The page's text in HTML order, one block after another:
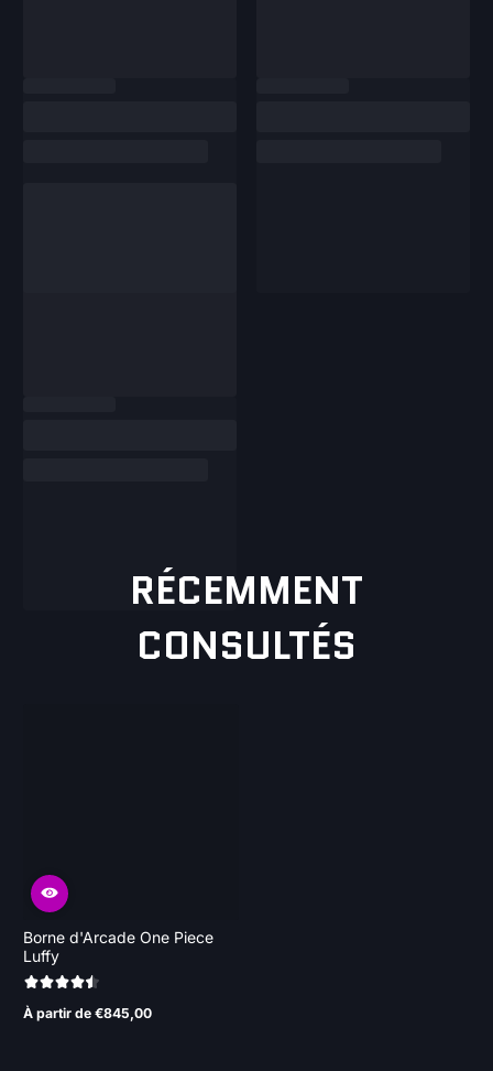
RÉCEMMENT
CONSULTÉS
Borne d'Arcade One Piece
Luffy
Prix
À partir de €845,00